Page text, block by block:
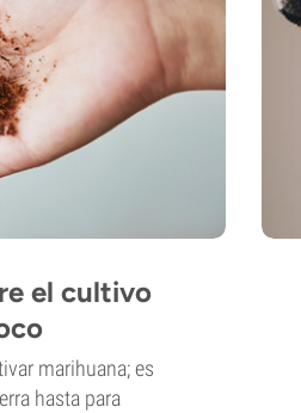
el cultivo
marihuana; es
hasta para